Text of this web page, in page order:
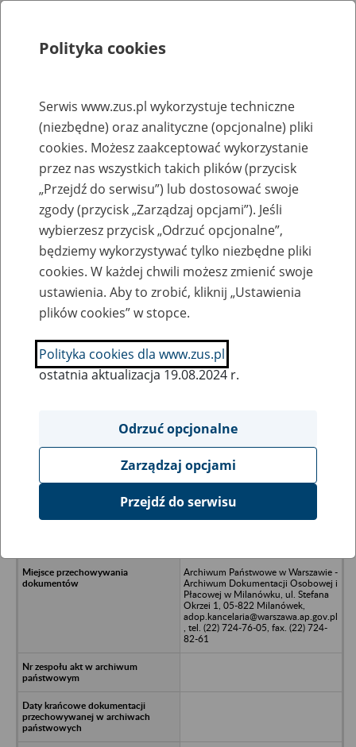
Rejestry, ewidencje i archiwa
Baza zlikwidowanych lub
przekształconych zakładów pracy
Nazwa zakładu pracy:
SZUKAJ
Ukryj wszystkie pozycje bazy
Zakład Remontowy Urządzeń
Archiwum Państwowe w Warszawie -
Archiwum Dokumentacji Osobowej i
Płacowej w Milanówku, ul. Stefana
Okrzei 1, 05-822 Milanówek,
adop.kancelaria@warszawa.ap.gov.pl
, tel. (22) 724-76-05, fax. (22) 724-
82-61
Polityka cookies
Serwis www.zus.pl wykorzystuje techniczne
(niezbędne) oraz analityczne (opcjonalne) pliki
cookies. Możesz zaakceptować wykorzystanie
przez nas wszystkich takich plików (przycisk
„Przejdź do serwisu”) lub dostosować swoje
zgody (przycisk „Zarządzaj opcjami”). Jeśli
wybierzesz przycisk „Odrzuć opcjonalne”,
będziemy wykorzystywać tylko niezbędne pliki
cookies. W każdej chwili możesz zmienić swoje
ustawienia. Aby to zrobić, kliknij „Ustawienia
plików cookies” w stopce.
Polityka cookies dla www.zus.pl
ostatnia aktualizacja 19.08.2024 r.
Odrzuć opcjonalne
Zarządzaj opcjami
Przejdź do serwisu